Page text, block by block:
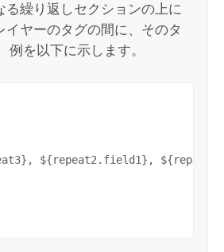
る繰り返しセクションの上に
イヤーのタグの間に、そのタ
例を以下に示します。
${repeat2.field1},